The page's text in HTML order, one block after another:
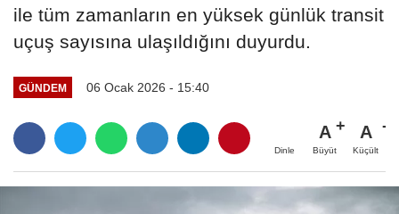
ile tüm zamanların en yüksek günlük transit
uçuş sayısına ulaşıldığını duyurdu.
GÜNDEM 06 Ocak 2026 - 15:40
Dinle
A
Büyüt
A
Küçült